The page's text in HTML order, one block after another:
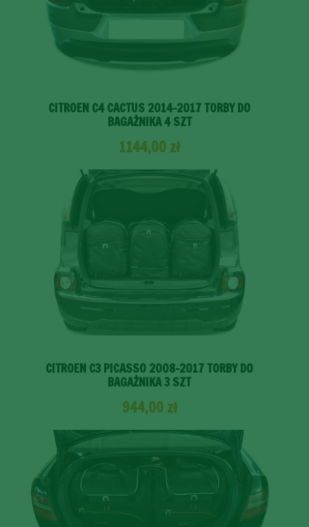
CITROEN C4 CACTUS 2014-2017 TORBY DO
BAGAŻNIKA 4 SZT
1144,00 zł
CITROEN C3 PICASSO 2008-2017 TORBY DO
BAGAŻNIKA 3 SZT
944,00 zł